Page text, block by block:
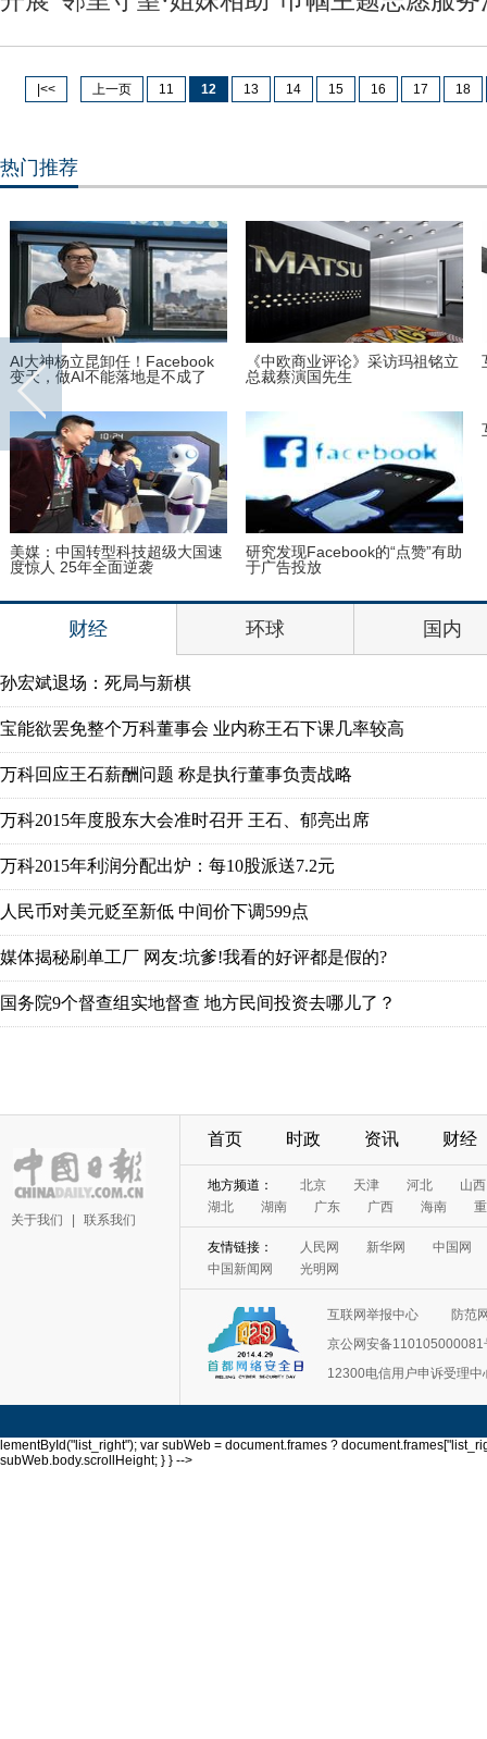
|<< 上一页 11 12 13 14 15 16 17 18
关于我们 联系我们
首页 时政 资讯 财经
互联网举报中心
防范
京公网安备110105000081
12300电信用户申诉受理中
lementById("list_right"); var subWeb = document.frames ?
subWeb.body.scrollHeight; } } -->